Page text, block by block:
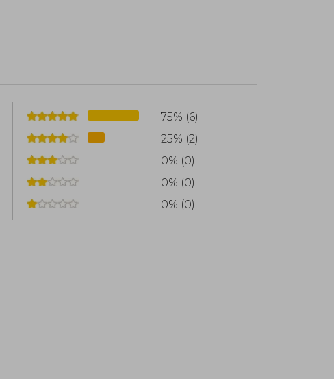
75% (6)
25% (2)
0% (0)
0% (0)
0% (0)